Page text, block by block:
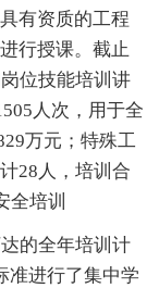
有资质的工程
行授课。截止
位技能培训讲
人次，用于全
万元；特殊工
28人，培训合
全培训
的全年培训计
准进行了集中学